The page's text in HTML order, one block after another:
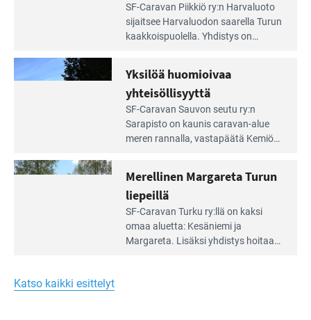
äärellä
ja
SF-Caravan Piikkiö ry:n Harvaluoto
sijait­see Harvaluodon saarella Turun
kaakkois­puolella. Yhdistys on
virkistysalueesta.
huomioivaa
yhteisöllisyyttä
Yksilöä huomioivaa
yhteisöllisyyttä
SF-Caravan Sauvon seutu ry:n
Sarapisto on kaunis caravan-alue
meren rannalla, vasta­päätä Kemiön
kymmenen paikkaa ilman sähköä.
Turun
liepeillä
Merellinen Margareta Turun
liepeillä
SF-Caravan Turku ry:llä on kaksi
omaa aluet­ta: Kesäniemi ja
Margareta. Lisäksi yhdis­tys hoitaa
Katso kaikki esittelyt